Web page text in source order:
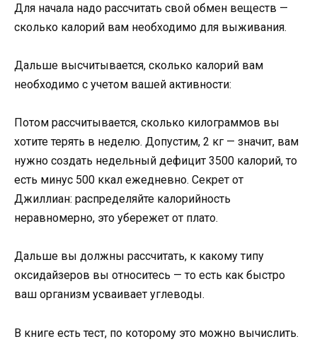
Для начала надо рассчитать свой обмен веществ —
сколько калорий вам необходимо для выживания.
Дальше высчитывается, сколько калорий вам
необходимо с учетом вашей активности:
Потом рассчитывается, сколько килограммов вы
хотите терять в неделю. Допустим, 2 кг — значит, вам
нужно создать недельный дефицит 3500 калорий, то
есть минус 500 ккал ежедневно. Секрет от
Джиллиан: распределяйте калорийность
неравномерно, это убережет от плато.
Дальше вы должны рассчитать, к какому типу
оксидайзеров вы относитесь — то есть как быстро
ваш организм усваивает углеводы.
В книге есть тест, по которому это можно вычислить.